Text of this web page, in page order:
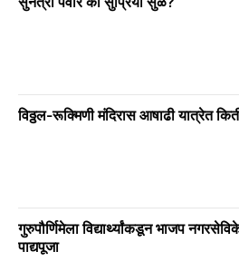
विठ्ठल-रूक्मिणी मंदिरास आषाढी यात्रेत
गुरुपौर्णिमेला विद्यार्थ्यांकडून भाजप
पाद्यपूजा